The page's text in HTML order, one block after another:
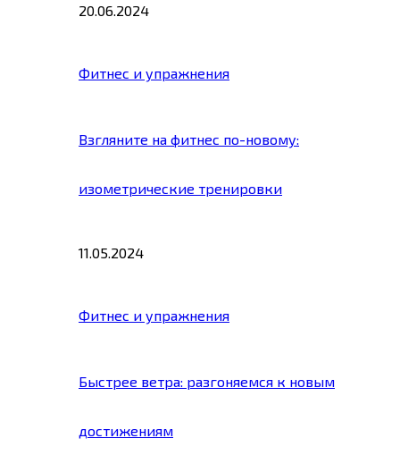
20.06.2024
Фитнес и упражнения
Взгляните на фитнес по-новому:
изометрические тренировки
11.05.2024
Фитнес и упражнения
Быстрее ветра: разгоняемся к новым
достижениям